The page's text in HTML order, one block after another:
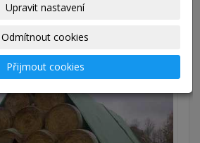
Upravit nastavení
Odmítnout cookies
Přijmout cookies